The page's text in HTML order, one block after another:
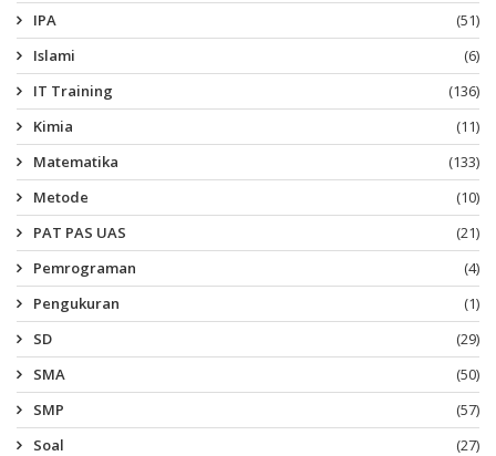
IPA
(51)
Islami
(6)
IT Training
(136)
Kimia
(11)
Matematika
(133)
Metode
(10)
PAT PAS UAS
(21)
Pemrograman
(4)
Pengukuran
(1)
SD
(29)
SMA
(50)
SMP
(57)
Soal
(27)